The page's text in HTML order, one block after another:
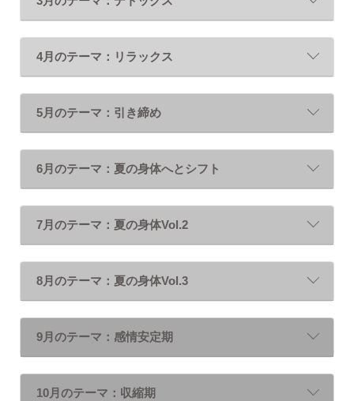
4月のテーマ：リラックス
5月のテーマ：引き締め
6月のテーマ：夏の身体へとシフト
7月のテーマ：夏の身体Vol.2
8月のテーマ：夏の身体Vol.3
9月のテーマ：感情安定期
10月のテーマ：収縮期